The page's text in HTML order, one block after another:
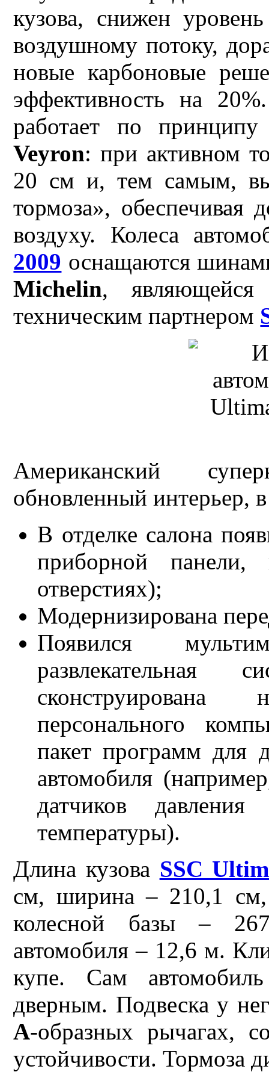
кузова, снижен
воздушному потоку,
новые карбоновые
эффективность на
работает по
Veyron: при активном
20 см и, тем самым,
тормоза», обеспечивая
воздуху. Колеса
2009 оснащаются
Michelin,
техническим партнером
Американский
обновленный интерьер,
В отделке салона
приборной панели,
отверстиях);
Модернизирована
Появился
развлекательная
персонального
пакет программ для
автомобиля
датчиков
температуры).
Длина кузова SSC
см, ширина – 210,1
колесной базы –
автомобиля – 12,6 м.
купе. Сам
дверным. Подвеска у
A-образных рычагах,
устойчивости. Тормоза